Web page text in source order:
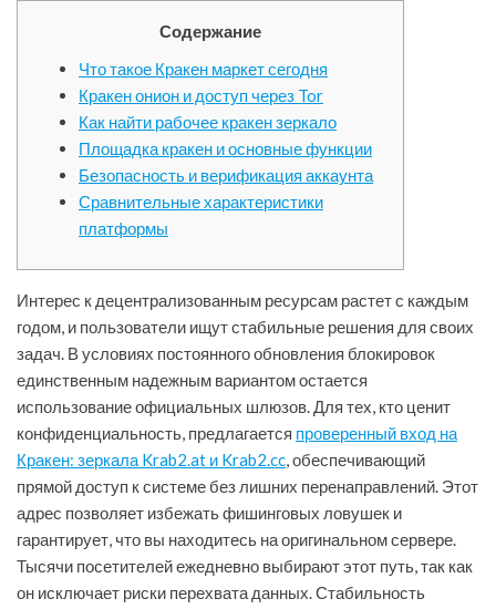
Содержание
Что такое Кракен маркет сегодня
Кракен онион и доступ через Tor
Как найти рабочее кракен зеркало
Площадка кракен и основные функции
Безопасность и верификация аккаунта
Сравнительные характеристики
платформы
Интерес к децентрализованным ресурсам растет с каждым
годом, и пользователи ищут стабильные решения для своих
задач. В условиях постоянного обновления блокировок
единственным надежным вариантом остается
использование официальных шлюзов. Для тех, кто ценит
конфиденциальность, предлагается проверенный вход на
Кракен: зеркала Krab2.at и Krab2.cc, обеспечивающий
прямой доступ к системе без лишних перенаправлений. Этот
адрес позволяет избежать фишинговых ловушек и
гарантирует, что вы находитесь на оригинальном сервере.
Тысячи посетителей ежедневно выбирают этот путь, так как
он исключает риски перехвата данных. Стабильность